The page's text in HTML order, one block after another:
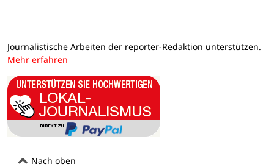
Journalistische Arbeiten der reporter-Redaktion unterstützen.
Mehr erfahren
Nach oben